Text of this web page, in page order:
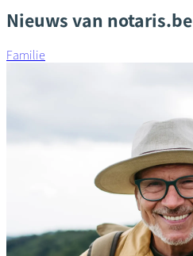
Nieuws van notaris.be
Familie